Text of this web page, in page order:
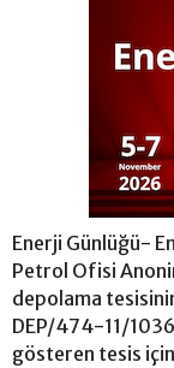
Enerji Günlüğü-
Petrol Ofisi
depolama
DEP/474-11/
gösteren tesis